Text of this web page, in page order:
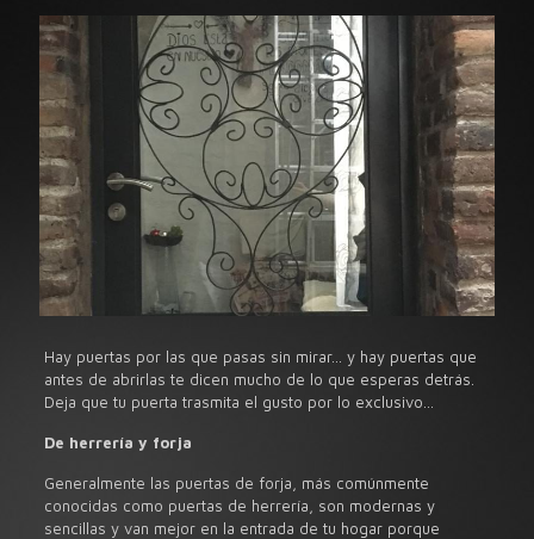
Hay puertas por las que pasas sin mirar… y hay puertas que
antes de abrirlas te dicen mucho de lo que esperas detrás.
Deja que tu puerta trasmita el gusto por lo exclusivo…
De herrería y forja
Generalmente las puertas de forja, más comúnmente
conocidas como puertas de herrería, son modernas y
sencillas y van mejor en la entrada de tu hogar porque